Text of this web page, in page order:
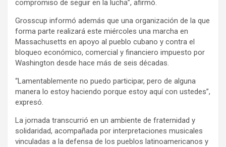
compromiso de seguir en la lucha”, afirmó.
Grosscup informó además que una organización de la que
forma parte realizará este miércoles una marcha en
Massachusetts en apoyo al pueblo cubano y contra el
bloqueo económico, comercial y financiero impuesto por
Washington desde hace más de seis décadas.
“Lamentablemente no puedo participar, pero de alguna
manera lo estoy haciendo porque estoy aquí con ustedes”,
expresó.
La jornada transcurrió en un ambiente de fraternidad y
solidaridad, acompañada por interpretaciones musicales
vinculadas a la defensa de los pueblos latinoamericanos y